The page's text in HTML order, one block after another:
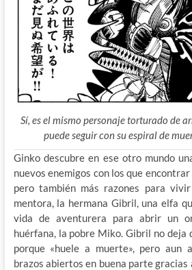
Sí, es el mismo personaje torturado de
puede seguir con su espiral de
Ginko descubre en ese otro mundo
nuevos enemigos con los que
pero también más razones para
mentora, la hermana Gibril, una elfa
vida de aventurera para abrir un
huérfana, la pobre Miko. Gibril no deja
porque «huele a muerte», pero aun
brazos abiertos en buena parte gracias